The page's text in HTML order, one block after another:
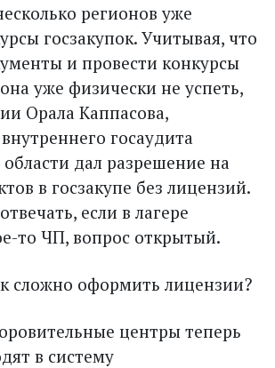
регионов уже
госзакупок. Учитывая, что
и провести конкурсы
уже физически не успеть,
Орала Каппасова,
госаудита
дал разрешение на
в госзакупе без лицензий.
если в лагере
то ЧП, вопрос открытый.
сложно оформить лицензии?
центры теперь
в систему